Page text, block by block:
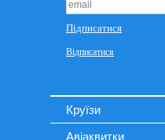
Круїзи
Авіаквитки